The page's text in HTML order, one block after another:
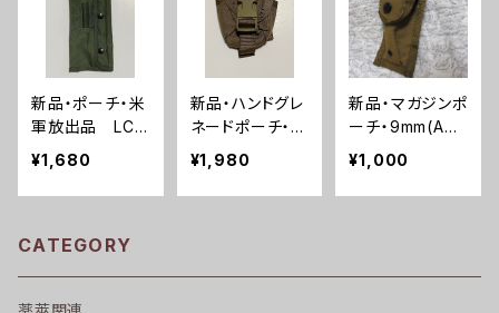
新品・ポーチ・米
軍放出品 LC1
LC2 M16 クリー
ニングキットポー
チ(A0143)
¥1,680
新品・ハンドグレ
ネードポーチ・米
軍海兵隊(A003
2)
¥1,980
新品・マガジンポ
ーチ・9mm(A00
13)
¥1,000
CATEGORY